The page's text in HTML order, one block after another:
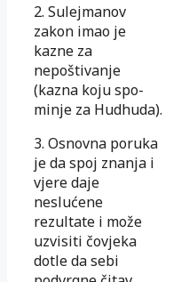
2. Sulejmanov
zakon imao je
kazne za
nepoštivanje
(kazna koju spo­
minje za Hudhuda).
3. Osnovna poruka
je da spoj znanja i
vjere daje
neslućene
rezultate i može
uzvisiti čovjeka
dotle da sebi